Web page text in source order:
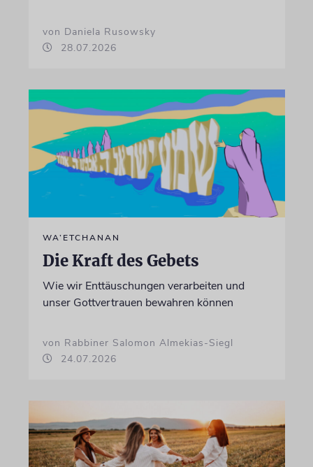
von Daniela Rusowsky
28.07.2026
WA’ETCHANAN
Die Kraft des Gebets
Wie wir Enttäuschungen verarbeiten und
unser Gottvertrauen bewahren können
von Rabbiner Salomon Almekias-Siegl
24.07.2026